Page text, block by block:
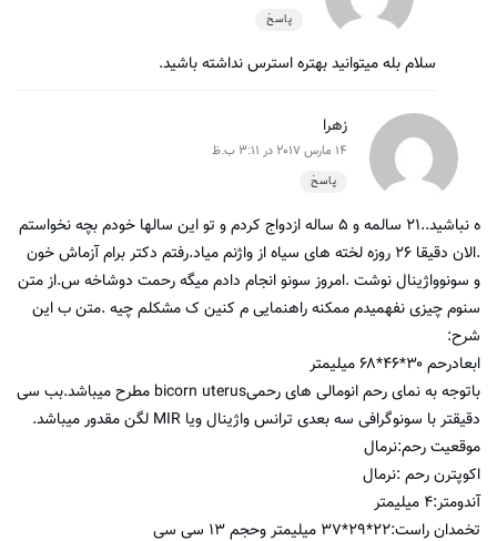
پاسخ
سلام بله میتوانید بهتره استرس نداشته باشید.
زهرا
14 مارس 2017 در 3:11 ب.ظ
پاسخ
ه نباشید..۲۱ سالمه و ۵ ساله ازدواج کردم و تو این سالها خودم بچه نخواستم
.الان دقیقا ۲۶ روزه لخته های سیاه از واژنم میاد.رفتم دکتر برام آزماش خون
و سونوواژینال نوشت .امروز سونو انجام دادم میگه رحمت دوشاخه س.از متن
سنوم چیزی نفهمیدم ممکنه راهنمایی م کنین ک مشکلم چیه .متن ب این
شرح:
ابعادرحم ۳۰*۴۶*۶۸ میلیمتر
باتوجه به نمای رحم انومالی های رحمیbicorn uterus مطرح میباشد.بب سی
دقیقتر با سونوگرافی سه بعدی ترانس واژینال ویا MIR لگن مقدور میباشد.
موقعیت رحم:نرمال
اکوپترن رحم :نرمال
آندومتر:۴ میلیمتر
تخمدان راست:۲۲*۲۹*۳۷ میلیمتر وحجم ۱۳ سی سی